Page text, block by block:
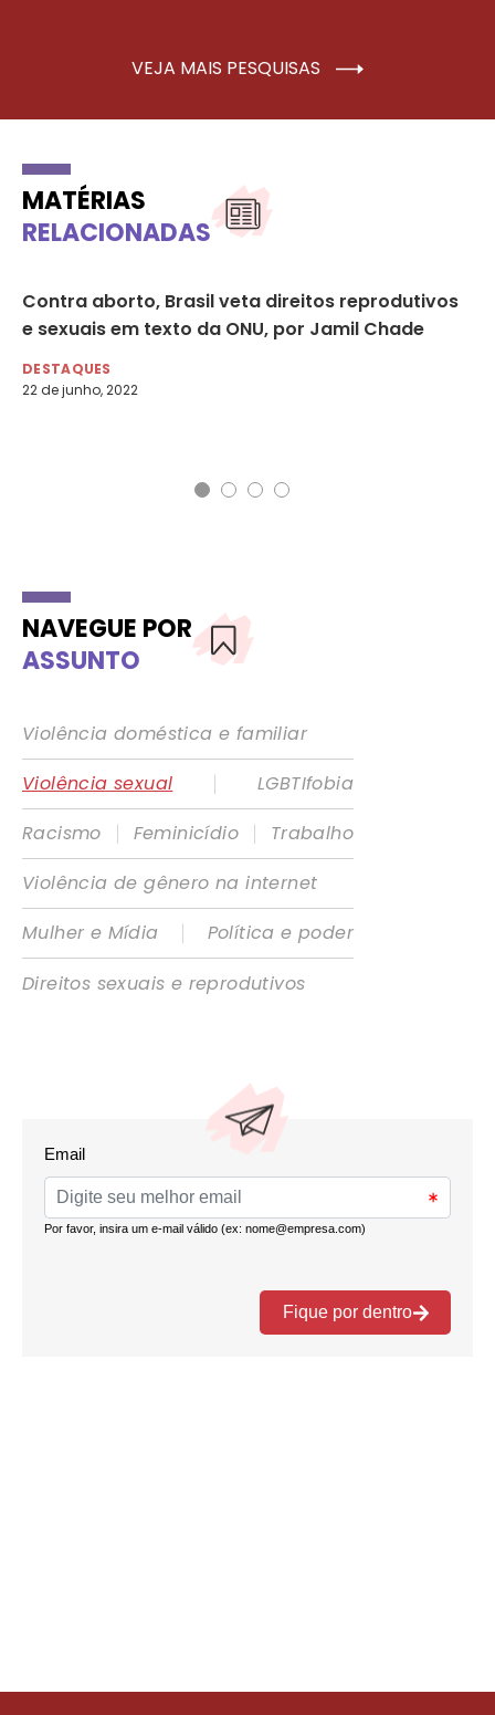
VEJA MAIS PESQUISAS
MATÉRIAS
RELACIONADAS
Contra aborto, Brasil veta direitos reprodutivos
e sexuais em texto da ONU, por Jamil Chade
DESTAQUES
22 de junho, 2022
NAVEGUE POR
ASSUNTO
Violência doméstica e familiar
Violência sexual
|
LGBTIfobia
Racismo
| Feminicídio |
Trabalho
Violência de gênero na internet
Mulher e Mídia
|
Política e poder
Direitos sexuais e reprodutivos